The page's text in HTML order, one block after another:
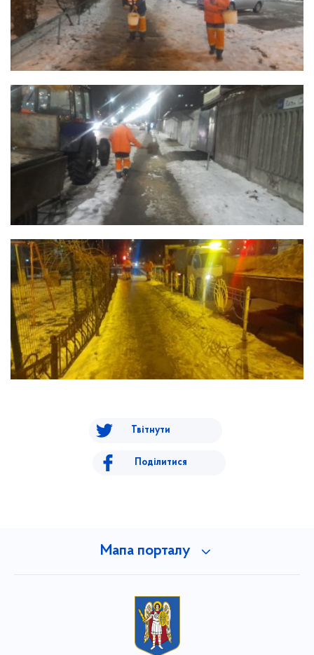
Твітнути
Поділитися
Мапа порталу